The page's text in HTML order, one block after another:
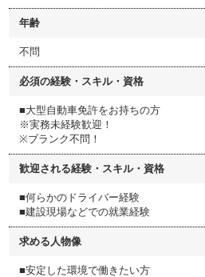
年齢
不問
必須の経験・スキル・資格
■大型自動車免許をお持ちの方
※実務未経験歓迎！
※ブランク不問！
歓迎される経験・スキル・資格
■何らかのドライバー経験
■建設現場などでの就業経験
求める人物像
■安定した環境で働きたい方